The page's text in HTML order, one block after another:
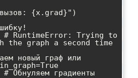
{x.grad}")
# RuntimeError: Trying to
the graph a second time
новый граф или
Обнуляем градиенты